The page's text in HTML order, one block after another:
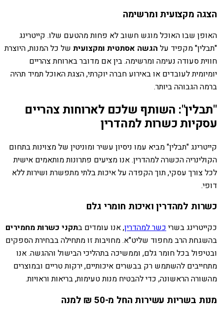
הצגה מקצועית ומרשימה
האופן שבו האוכל מוגש חשוב לא פחות מהטעם שלו. קייטרינג
"תבלין" מקפיד על הגשה אסתטית ומקצועית של כל המנות, היוצרת
חווית סעודה נעימה ומרשימה. בין אם מדובר בארוחת צהריים
יומיומית לעובדים או באירוע חברה יוקרתי, הצגת האוכל תמיד תהיה
ברמה הגבוהה ביותר.
"תבלין": השותף שלכם לארוחות צהריים
עסקיות כשרות למהדרין
קייטרינג "תבלין" מביא עמו ניסיון עשיר ומוניטין של מצוינות בתחום
הקולינריה הכשרה למהדרין. אנו מציעים פתרונות מותאמים אישית
לכל צורך עסקי, תוך הקפדה על איכות בלתי מתפשרת ושירות ללא
דופי.
כשרות למהדרין ואיכות חומרי גלם
כקייטרינג בשריכשר למהדרין, אנו עומדים בתקני כשרות מחמירים
בהשגחת הרב מחפוד שליט"א. מחויבות זו מתחילה בבחירת הספקים
ובטיפול בכל חומר גלם, וממשיכה בתהליכי הבישול וההגשה. אנו
מתחייבים להשתמש רק בבשרים איכותיים, ירקות טריים ובמוצרים
מהשורה הראשונה, כדי להבטיח מנות טעימות, בריאות וראויות.
מנות בשריות עשירות החל מ-50 ₪ למנה